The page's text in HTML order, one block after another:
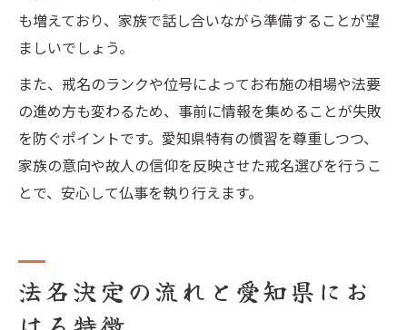
も増えており、家族で話し合いながら準備することが望
ましいでしょう。
また、戒名のランクや位号によってお布施の相場や法要
の進め方も変わるため、事前に情報を集めることが失敗
を防ぐポイントです。愛知県特有の慣習を尊重しつつ、
家族の意向や故人の信仰を反映させた戒名選びを行うこ
とで、安心して仏事を執り行えます。
法名決定の流れと愛知県にお